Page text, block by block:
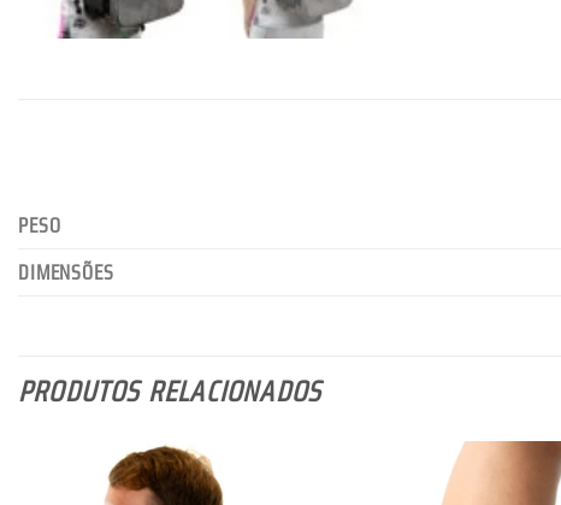
PESO
DIMENSÕES
PRODUTOS RELACIONADOS